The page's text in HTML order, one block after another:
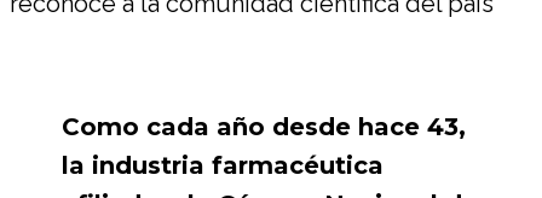
Como cada año desde hace 43,
la industria farmacéutica